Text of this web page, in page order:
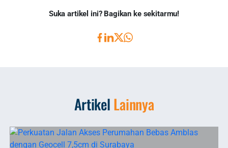
Suka artikel ini? Bagikan ke sekitarmu!
ArtikelLainnya